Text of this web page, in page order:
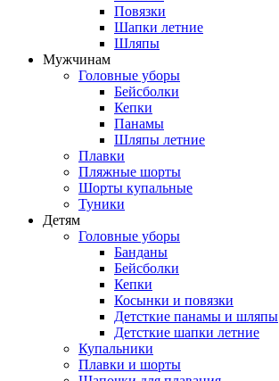
Повязки
Шапки летние
Шляпы
Мужчинам
Головные уборы
Бейсболки
Кепки
Панамы
Шляпы летние
Плавки
Пляжные шорты
Шорты купальные
Туники
Детям
Головные уборы
Банданы
Бейсболки
Кепки
Косынки и повязки
Детсткие панамы и шляпы
Детсткие шапки летние
Купальники
Плавки и шорты